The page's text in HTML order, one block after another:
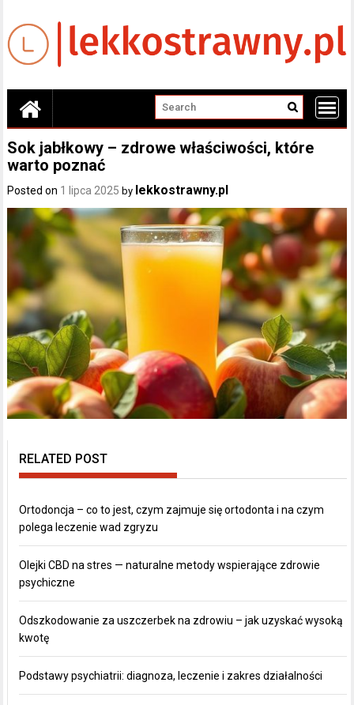
content
Sok jabłkowy – zdrowe właściwości, które
warto poznać
Posted on 1 lipca 2025 by lekkostrawny.pl
RELATED POST
Ortodoncja – co to jest, czym zajmuje się ortodonta i na czym
polega leczenie wad zgryzu
Olejki CBD na stres — naturalne metody wspierające zdrowie
psychiczne
Odszkodowanie za uszczerbek na zdrowiu – jak uzyskać wysoką
kwotę
Podstawy psychiatrii: diagnoza, leczenie i zakres działalności